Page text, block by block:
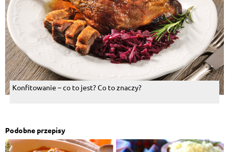
Konfitowanie – co to jest? Co to znaczy?
Podobne przepisy